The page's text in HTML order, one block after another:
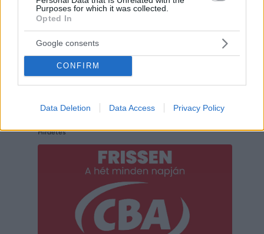
Purposes for which it was collected.
Opted In
Google consents
CONFIRM
Data Deletion Data Access Privacy Policy
Hirdetés